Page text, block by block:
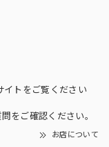
イト をご覧ください
をご確認ください。
お店について